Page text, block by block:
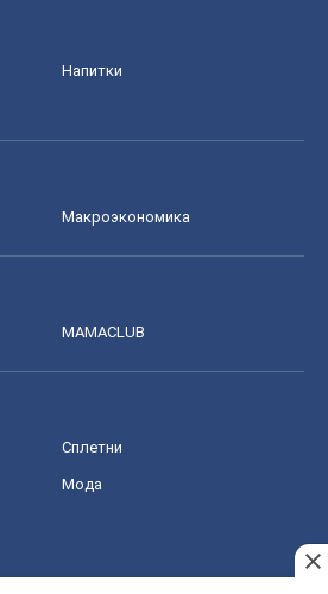
Напитки
Mакроэкономика
MAMACLUB
Сплетни
Мода